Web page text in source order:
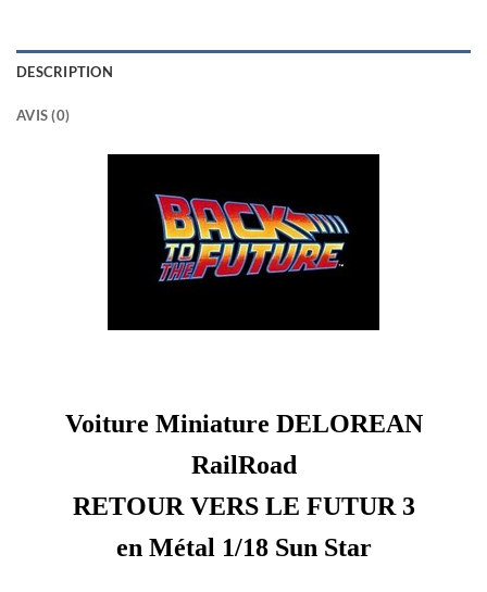
DESCRIPTION
AVIS (0)
Voiture Miniature DELOREAN
RailRoad
RETOUR VERS LE FUTUR 3
en Métal 1/18 Sun Star